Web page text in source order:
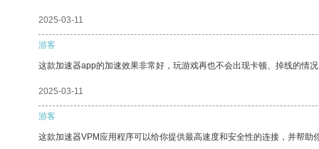
2025-03-11
游客
这款加速器app的加速效果非常好，玩游戏再也不会出现卡顿、掉线的情
2025-03-11
游客
这款加速器VPM应用程序可以给你提供最高速度和安全性的连接，并帮助